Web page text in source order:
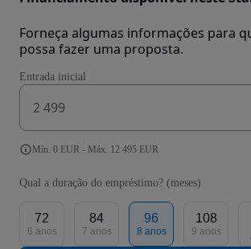
Forneça algumas informações para
possa fazer uma proposta.
Entrada inicial
Mín. 0 EUR - Máx. 12 495 EUR
Qual a duração do empréstimo? (meses)
72
6 anos
84
7 anos
96
8 anos
108
9 anos